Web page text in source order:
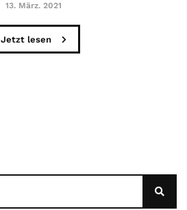
13. März. 2021
Jetzt lesen